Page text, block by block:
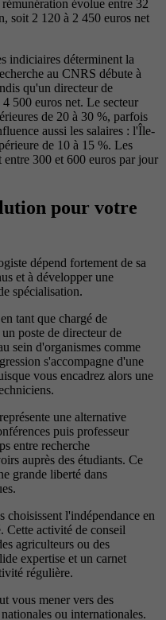
évolue entre 32
soit 2 120 à 2 450 euros net
indiciaires déterminent la
au CNRS débute à
qu'un directeur de
500 euros net. Le secteur
de 20 à 30 %, parfois
aussi les salaires : l'Île-
de 10 à 15 %. Les
300 et 600 euros par jour
pour votre
dépend fortement de sa
et à développer une
spécialisation.
tant que chargé de
poste de directeur de
sein d'organismes comme
s'accompagne d'une
vous encadrez alors une
une alternative
puis professeur
entre recherche
auprès des étudiants. Ce
grande liberté dans
choisissent l'indépendance en
Cette activité de conseil
agriculteurs ou des
expertise et un carnet
régulière.
vous mener vers des
ou internationales.